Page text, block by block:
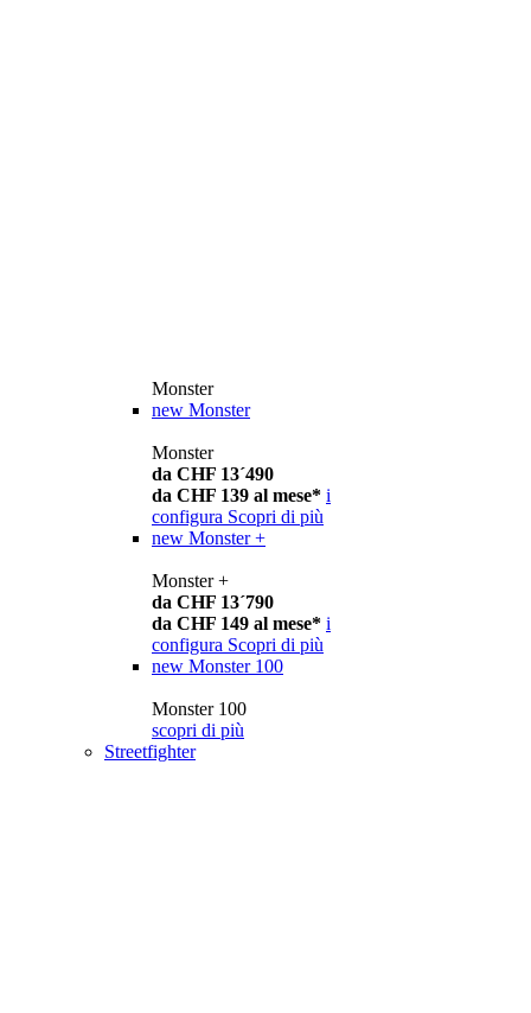
Monster
new Monster
Monster
da CHF 13´490
da CHF 139 al mese* i
configura Scopri di più
new Monster +
Monster +
da CHF 13´790
da CHF 149 al mese* i
configura Scopri di più
new Monster 100
Monster 100
scopri di più
Streetfighter